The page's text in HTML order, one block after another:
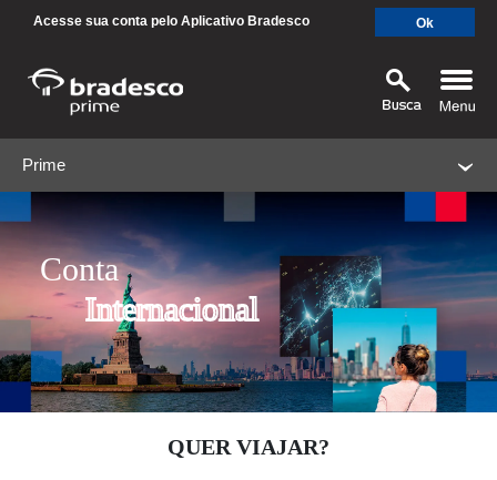
Prime
MAIS BUSCADOS
Conta
Internacional
QUER VIAJAR?
Acesse sua conta pelo Aplicativo Bradesco Ok